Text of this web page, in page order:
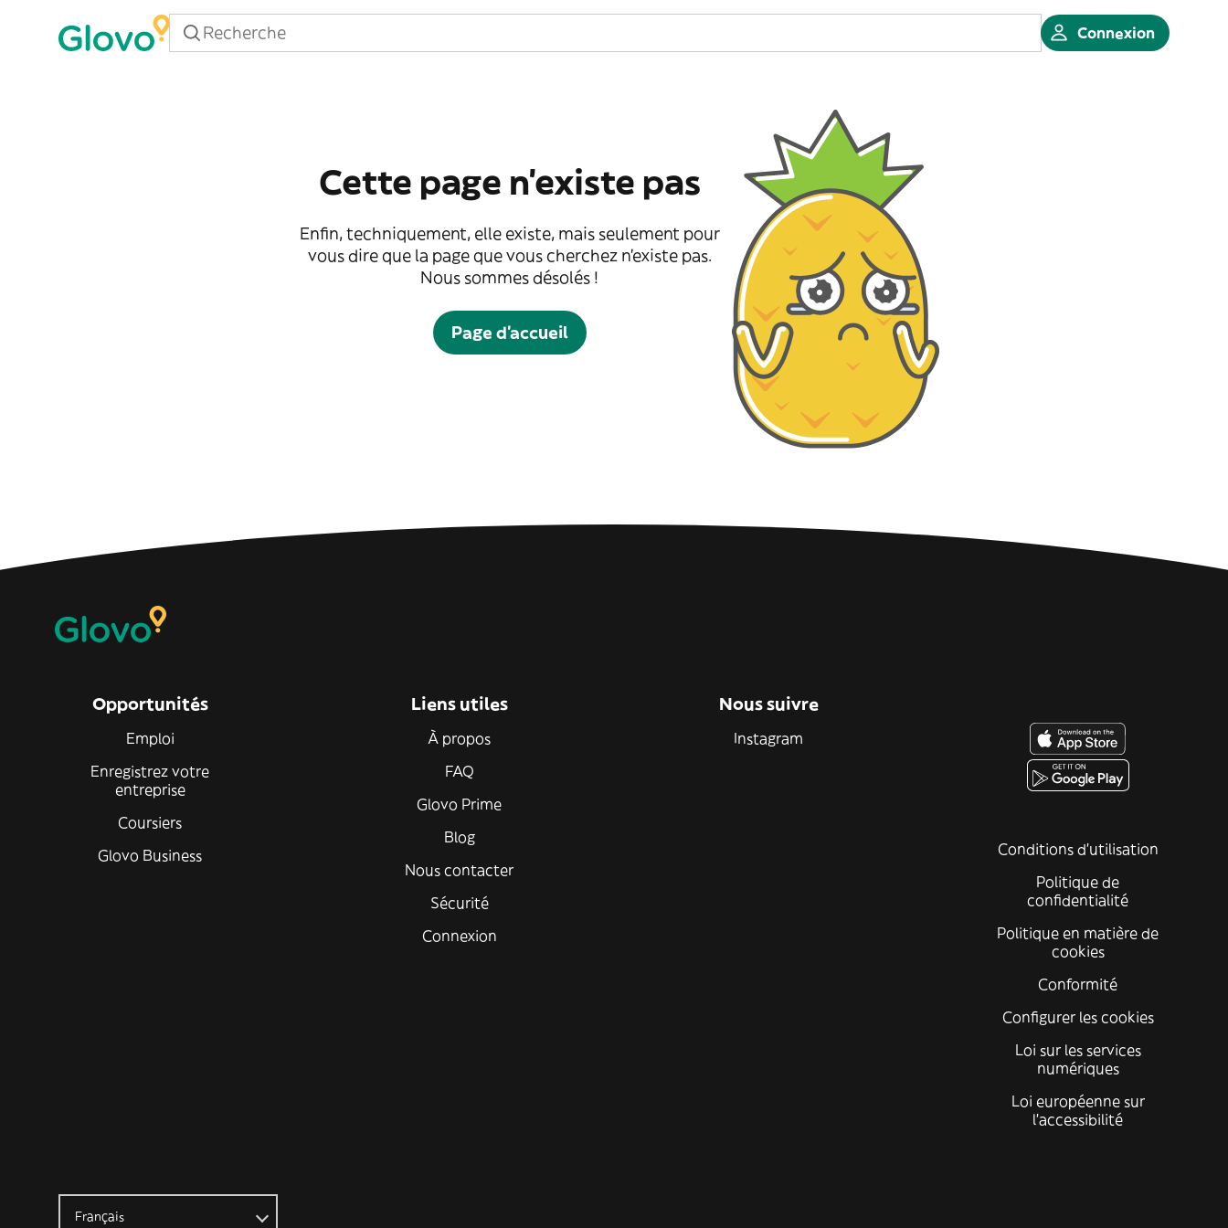
Connexion
Cette page n'existe pas
Enfin, techniquement, elle existe, mais seulement pour
vous dire que la page que vous cherchez n'existe pas.
Nous sommes désolés !
Page d'accueil
Opportunités
Emploi
Enregistrez votre
entreprise
Coursiers
Glovo Business
Liens utiles
À propos
FAQ
Glovo Prime
Blog
Nous contacter
Sécurité
Connexion
Nous suivre
Instagram
Conditions d'utilisation
Politique de
confidentialité
Politique en matière de
cookies
Conformité
Configurer les cookies
Loi sur les services
numériques
Loi européenne sur
l’accessibilité